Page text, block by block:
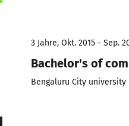
3 Jahre, Okt. 2015 - Sep.
Bachelor's of
Bengaluru City university